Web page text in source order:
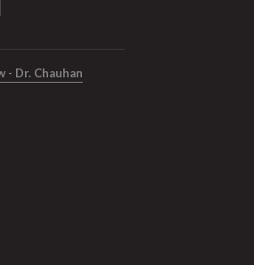
- Dr. Chauhan